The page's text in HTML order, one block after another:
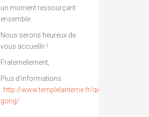
un moment ressourçant
ensemble.
Nous serons heureux de
vous accueillir !
Fraternellement,
Plus d’informations
: http://www.templelanterne.fr/qi-
gong/